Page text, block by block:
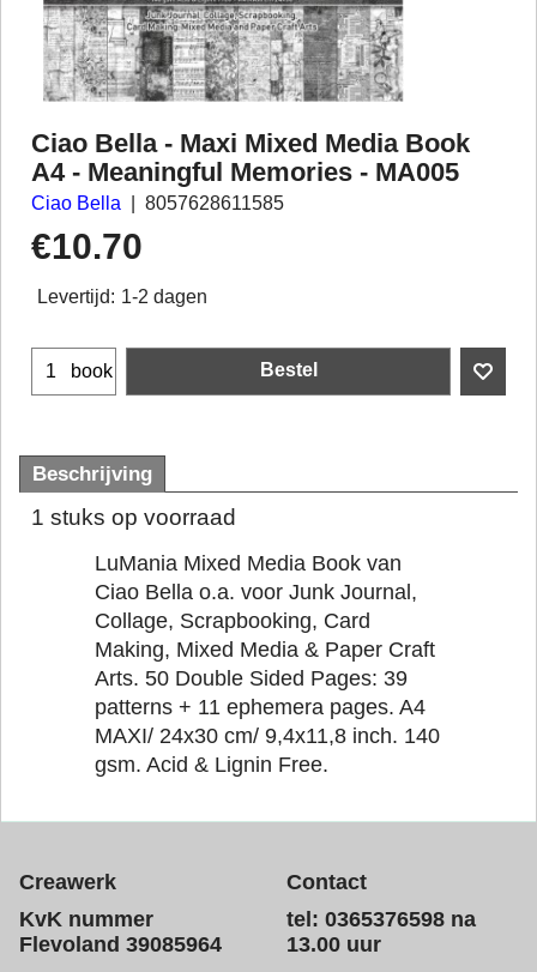
Ciao Bella - Maxi Mixed Media Book
A4 - Meaningful Memories - MA005
Ciao Bella 8057628611585
€10.70
Levertijd: 1-2 dagen
book Bestel
Beschrijving
1 stuks op voorraad
LuMania Mixed Media Book van
Ciao Bella o.a. voor Junk Journal,
Collage, Scrapbooking, Card
Making, Mixed Media & Paper Craft
Arts. 50 Double Sided Pages: 39
patterns + 11 ephemera pages. A4
MAXI/ 24x30 cm/ 9,4x11,8 inch. 140
gsm. Acid & Lignin Free.
Creawerk
KvK nummer
Flevoland 39085964
Contact
tel: 0365376598 na
13.00 uur